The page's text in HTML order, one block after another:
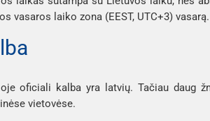
vasaros laiko zona (EEST, UTC+3) vasarą.
oficiali kalba yra latvių. Tačiau daug
vietovėse.